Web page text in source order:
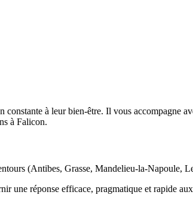
à leur bien-être. Il vous accompagne
à Falicon.
(Antibes, Grasse, Mandelieu-la-Napoule,
une réponse efficace, pragmatique et rapide